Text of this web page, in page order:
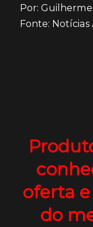
Por:
Fonte:
oferta
do